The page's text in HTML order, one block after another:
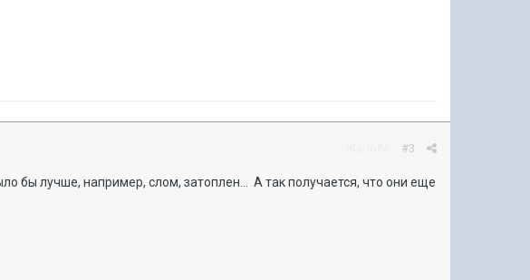
#3
бы лучше, например, слом, затоплен... А так получается, что они еще